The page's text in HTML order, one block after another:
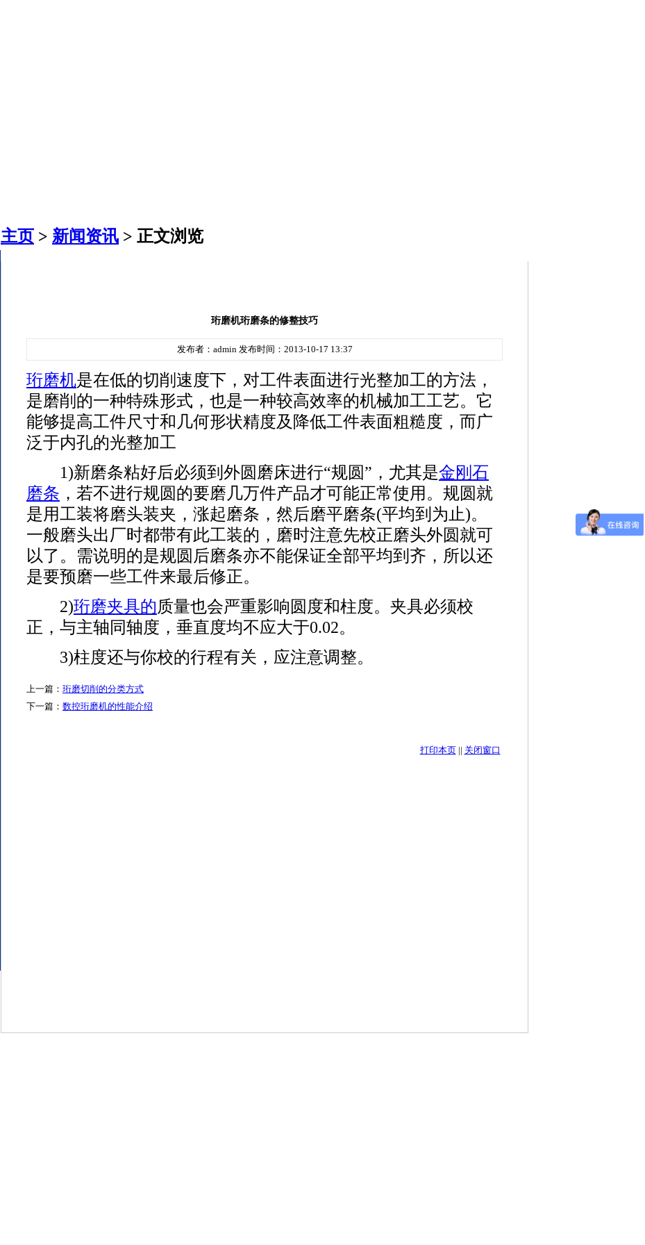
主页 > 新闻资讯 > 正文浏览
珩磨机珩磨条的修整技巧
发布者：admin 发布时间：2013-10-17 13:37
珩磨机是在低的切削速度下，对工件表面进行光整加工的方法，
是磨削的一种特殊形式，也是一种较高效率的机械加工工艺。它
能够提高工件尺寸和几何形状精度及降低工件表面粗糙度，而广
泛于内孔的光整加工
1)新磨条粘好后必须到外圆磨床进行“规圆”，尤其是金刚石
磨条 ，若不进行规圆的要磨几万件产品才可能正常使用。规圆就
是用工装将磨头装夹，涨起磨条，然后磨平磨条(平均到为止)。
一般磨头出厂时都带有此工装的，磨时注意先校正磨头外圆就可
以了。需说明的是规圆后磨条亦不能保证全部平均到齐，所以还
是要预磨一些工件来最后修正。
2)珩磨夹具的质量也会严重影响圆度和柱度。夹具必须校
正，与主轴同轴度，垂直度均不应大于0.02。
3)柱度还与你校的行程有关，应注意调整。
上一篇： 珩磨切削的分类方式
下一篇： 数控珩磨机的性能介绍
打印本页|| 关闭窗口